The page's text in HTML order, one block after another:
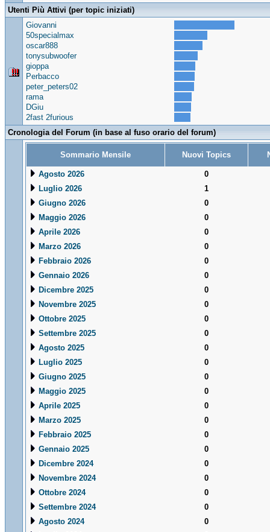
Utenti Più Attivi (per topic iniziati)
Giovanni
50specialmax
oscar888
tonysubwoofer
gioppa
Perbacco
peter_peters02
rama
DGiu
2fast 2furious
Cronologia del Forum (in base al fuso orario del forum)
Sommario Mensile Nuovi Topics
Agosto 2026
0
Luglio 2026
1
Giugno 2026
0
Maggio 2026
0
Aprile 2026
0
Marzo 2026
0
Febbraio 2026
0
Gennaio 2026
0
Dicembre 2025
0
Novembre 2025
0
Ottobre 2025
0
Settembre 2025
0
Agosto 2025
0
Luglio 2025
0
Giugno 2025
0
Maggio 2025
0
Aprile 2025
0
Marzo 2025
0
Febbraio 2025
0
Gennaio 2025
0
Dicembre 2024
0
Novembre 2024
0
Ottobre 2024
0
Settembre 2024
0
Agosto 2024
0